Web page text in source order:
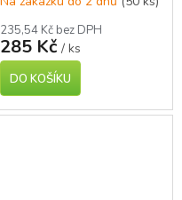
235,54 Kč bez DPH
285 Kč / ks
DO KOŠÍKU